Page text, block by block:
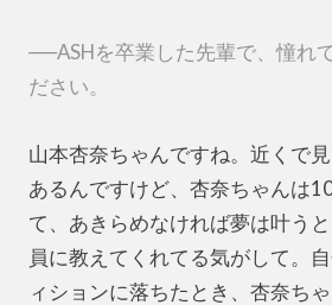
──ASHを卒業した先輩で、憧れ
ださい。
山本杏奈ちゃんですね。近くで
あるんですけど、杏奈ちゃんは
て、あきらめなければ夢は叶う
員に教えてくれてる気がして。
ィションに落ちたとき、杏奈ち